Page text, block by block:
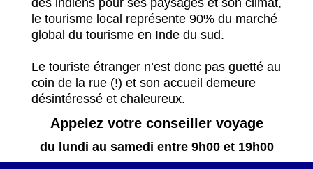
des indiens pour ses paysages et son climat,
le tourisme local représente 90% du marché
global du tourisme en Inde du sud.
Le touriste étranger n’est donc pas guetté au
coin de la rue (!) et son accueil demeure
désintéressé et chaleureux.
Appelez votre conseiller voyage
du lundi au samedi entre 9h00 et 19h00